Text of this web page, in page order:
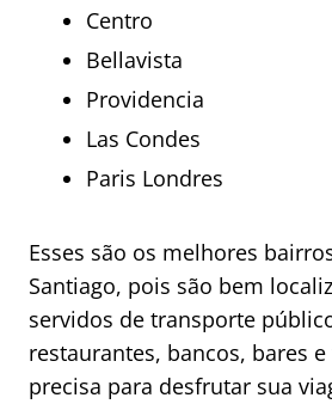
Centro
Bellavista
Providencia
Las Condes
Paris Londres
Esses são os melhores
Santiago, pois são bem
servidos de transporte
restaurantes, bancos, bares
precisa para desfrutar sua